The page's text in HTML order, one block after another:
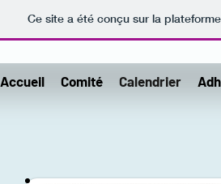
Ce site a été conçu sur la
Accueil Comité Calendrier